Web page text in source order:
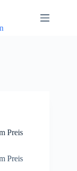
Preis
Preis